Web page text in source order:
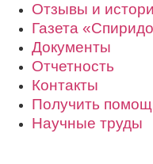
Отзывы и
Газета
Документы
Отчетность
Контакты
Получить
Научные труды